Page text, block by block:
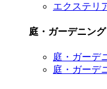
エクステリ
庭・ガーデニン
庭・ガーデ
庭・ガーデ